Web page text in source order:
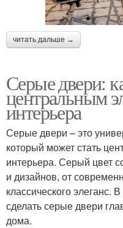
читать дальше →
Серые двери:
центральным
интерьера
Серые двери – это
который может стать
интерьера. Серый цвет
и дизайнов, от
классического элеганс.
сделать серые двери
дома.